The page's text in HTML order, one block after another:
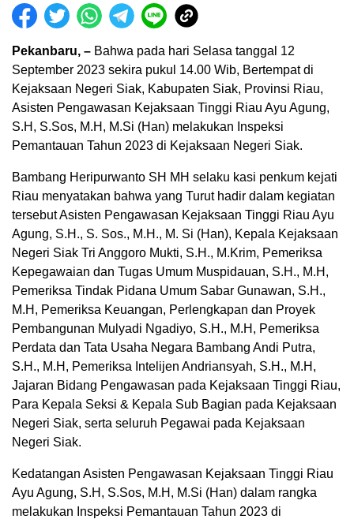
Pekanbaru, – Bahwa pada hari Selasa tanggal 12
September 2023 sekira pukul 14.00 Wib, Bertempat di
Kejaksaan Negeri Siak, Kabupaten Siak, Provinsi Riau,
Asisten Pengawasan Kejaksaan Tinggi Riau Ayu Agung,
S.H, S.Sos, M.H, M.Si (Han) melakukan Inspeksi
Pemantauan Tahun 2023 di Kejaksaan Negeri Siak.
Bambang Heripurwanto SH MH selaku kasi penkum kejati
Riau menyatakan bahwa yang Turut hadir dalam kegiatan
tersebut Asisten Pengawasan Kejaksaan Tinggi Riau Ayu
Agung, S.H., S. Sos., M.H., M. Si (Han), Kepala Kejaksaan
Negeri Siak Tri Anggoro Mukti, S.H., M.Krim, Pemeriksa
Kepegawaian dan Tugas Umum Muspidauan, S.H., M.H,
Pemeriksa Tindak Pidana Umum Sabar Gunawan, S.H.,
M.H, Pemeriksa Keuangan, Perlengkapan dan Proyek
Pembangunan Mulyadi Ngadiyo, S.H., M.H, Pemeriksa
Perdata dan Tata Usaha Negara Bambang Andi Putra,
S.H., M.H, Pemeriksa Intelijen Andriansyah, S.H., M.H,
Jajaran Bidang Pengawasan pada Kejaksaan Tinggi Riau,
Para Kepala Seksi & Kepala Sub Bagian pada Kejaksaan
Negeri Siak, serta seluruh Pegawai pada Kejaksaan
Negeri Siak.
Kedatangan Asisten Pengawasan Kejaksaan Tinggi Riau
Ayu Agung, S.H, S.Sos, M.H, M.Si (Han) dalam rangka
melakukan Inspeksi Pemantauan Tahun 2023 di